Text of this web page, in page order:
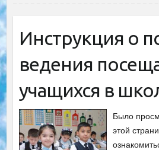
Инструкция о
ведения
учащихся в
Было
этой